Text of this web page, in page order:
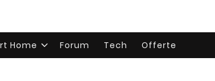
Home Forum Tech Offerte